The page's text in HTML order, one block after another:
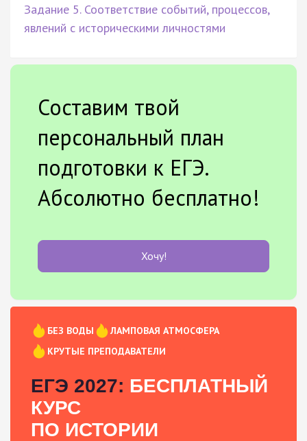
Задание 5. Соответствие событий, процессов,
явлений с историческими личностями
Составим твой
персональный план
подготовки к ЕГЭ.
Абсолютно бесплатно!
Хочу!
БЕЗ ВОДЫ
ЛАМПОВАЯ АТМОСФЕРА
КРУТЫЕ ПРЕПОДАВАТЕЛИ
ЕГЭ 2027: БЕСПЛАТНЫЙ
КУРС
ПО ИСТОРИИ